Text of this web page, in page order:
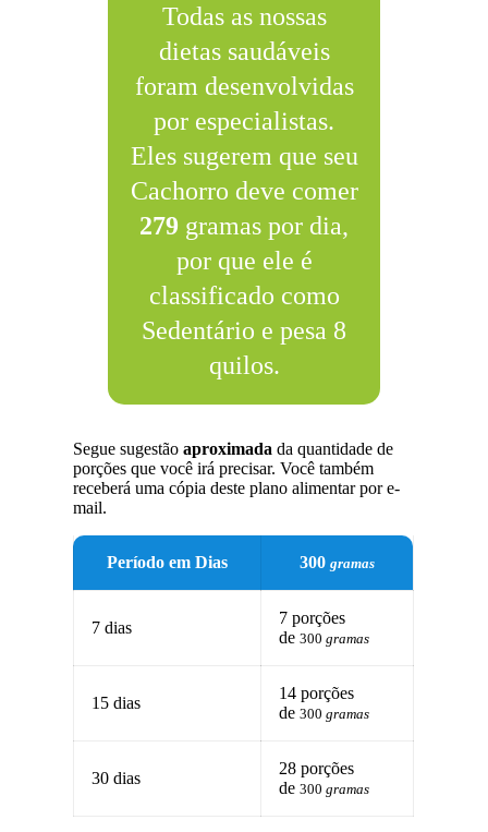
Todas as nossas
dietas saudáveis
foram desenvolvidas
por especialistas.
Eles sugerem que seu
Cachorro deve comer
279 gramas por dia,
por que ele é
classificado como
Sedentário e pesa 8
quilos.
Segue sugestãoaproximada da quantidade de
porções que você irá precisar. Você também
receberá uma cópia deste plano alimentar por e-
mail.
Período em Dias 300gramas
7 dias
7 porções
de300gramas
15 dias
14 porções
de300gramas
30 dias
28 porções
de300gramas